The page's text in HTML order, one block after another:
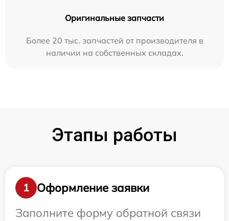
Оригинальные запчасти
Более 20 тыс. запчастей от производителя в
наличии на собственных складах.
Этапы работы
1
Оформление заявки
Заполните форму обратной связи